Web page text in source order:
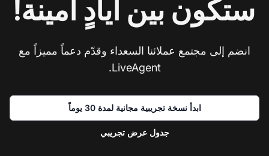
ستكون بين أيادٍ أمينة!
انضم إلى مجتمع عملائنا السعداء وقدّم دعماً مميزاً مع
LiveAgent.
ابدأ نسخة تجريبية مجانية لمدة 30 يوماً
جدول عرض تجريبي